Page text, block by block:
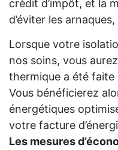
crédit d’impôt, et la
d’éviter les
Lorsque votre
nos soins, vous
thermique a été
Vous bénéficierez
énergétiques
votre facture
Les mesures